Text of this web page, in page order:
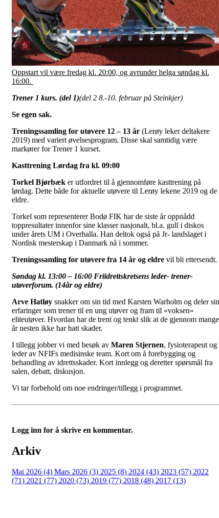
Oppstart vil være fredag kl. 20:00, og avrunder helga søndag kl.
16:00.
Trener 1 kurs. (del 1)(del 2 8.-10. februar på Steinkjer)
Se egen sak.
Treningssamling for utøvere 12 – 13 år (Lerøy leker deltakere
2019) med variert øvelsesprogram. Disse skal samtidig være
markører for Trener 1 kurset.
Kasttrening Lørdag fra kl. 09:00
Torkel Bjørbæk er utfordret til å gjennomføre kasttrening på
lørdag. Dette både for aktuelle utøvere til Lerøy lekene 2019 og de
eldre.
Torkel som representerer Bodø FIK har de siste år oppnådd
toppresultater innenfor sine klasser nasjonalt, bl.a. gull i diskos
under årets UM i Overhalla. Han deltok også på Jr- landslaget i
Nordisk mesterskap i Danmark nå i sommer.
Treningssamling for utøvere fra 14 år og eldre vil bli ettersendt.
Søndag kl. 13:00 – 16:00 Friidrettskretsens leder- trener-
utøverforum. (14år og eldre)
Arve Hatløy snakker om sin tid med Karsten Warholm og deler
erfaringer som trener til en ung utøver og fram til «voksen»
eliteutøver. Hvordan har de trent og tenkt slik at de gjennom mange
år nesten ikke har hatt skader.
I tillegg jobber vi med besøk av Maren Stjernen, fysioterapeut og
leder av NFIFs medisinske team. Kort om å forebygging og
behandling av idrettsskader. Kort innlegg og deretter spørsmål fra
salen, debatt, diskusjon.
Vi tar forbehold om noe endringer/tillegg i programmet.
Logg inn for å skrive en kommentar.
Arkiv
Mai 2026 (4) Mars 2026 (3) 2025 (8) 2024 (43) 2023 (57) 2022
(71) 2021 (77) 2020 (73) 2019 (77) 2018 (48) 2017 (13)